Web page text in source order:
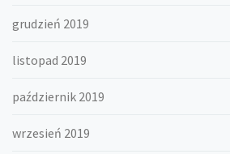
grudzień 2019
listopad 2019
październik 2019
wrzesień 2019